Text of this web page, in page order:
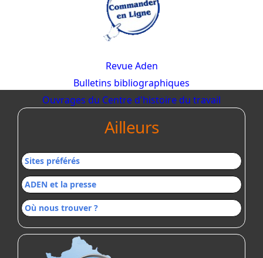
Revue Aden
Bulletins bibliographiques
Ouvrages du Centre d'histoire du travail
Ailleurs
Sites préférés
ADEN et la presse
Où nous trouver ?